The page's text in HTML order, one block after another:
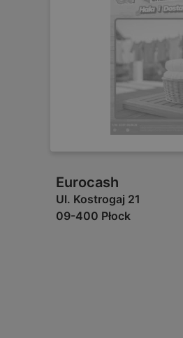
Eurocash
Ul. Kostrogaj 21
09-400 Płock